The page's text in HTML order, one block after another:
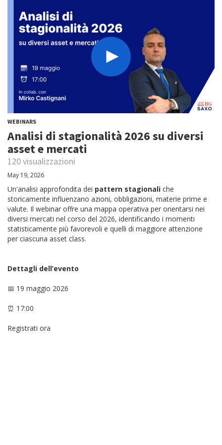
WEBINARS
Analisi di stagionalità 2026 su diversi
asset e mercati
120 visualizzazioni
May 19, 2026
Un'analisi approfondita dei pattern stagionali che
storicamente influenzano azioni, obbligazioni, materie prime e
valute. Il webinar offre una mappa operativa per orientarsi nei
diversi mercati nel corso del 2026, identificando i momenti
statisticamente più favorevoli e quelli di maggiore attenzione
per ciascuna asset class.
Dettagli dell’evento
📅 19 maggio 2026
⏰ 17:00
Registrati ora